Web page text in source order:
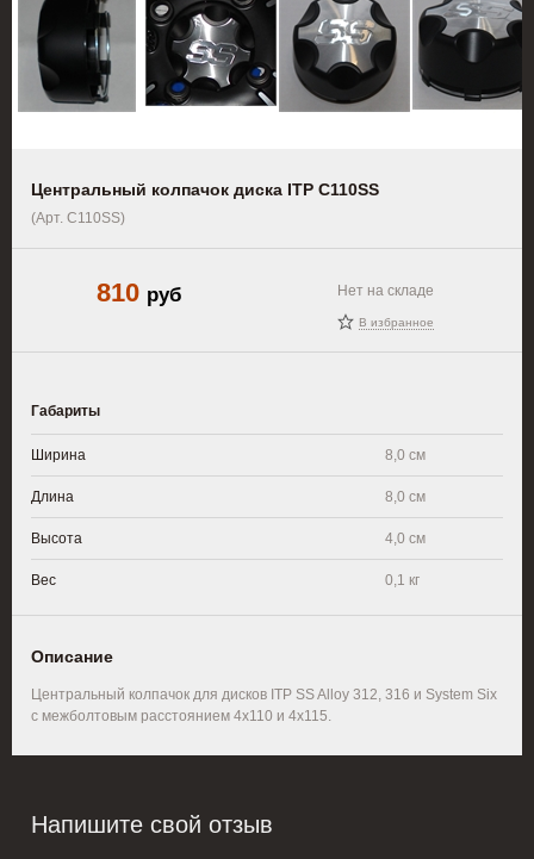
Центральный колпачок диска ITP C110SS
(Арт. C110SS)
810 руб Нет на складе
В избранное
Габариты
Ширина 8,0 см
Длина 8,0 см
Высота 4,0 см
Вес 0,1 кг
Описание
Центральный колпачок для дисков ITP SS Alloy 312, 316 и System Six
с межболтовым расстоянием 4х110 и 4х115.
Напишите свой отзыв